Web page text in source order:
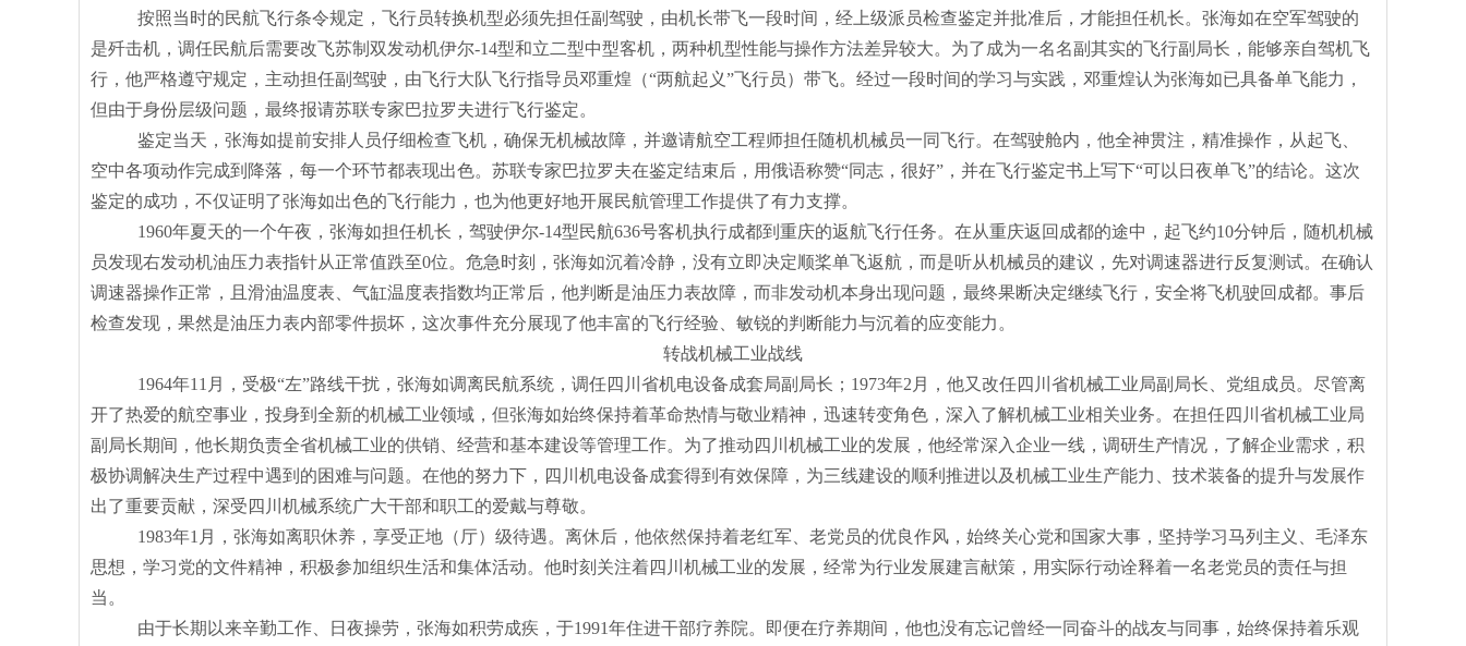
按照当时的民航飞行条令规定，飞行员转换机型必须先担任副驾驶，由机长带飞一段时间，经上级派员检查鉴定并批准后，才能担任机长。张海如在空军驾驶的
是歼击机，调任民航后需要改飞苏制双发动机伊尔-14型和立二型中型客机，两种机型性能与操作方法差异较大。为了成为一名名副其实的飞行副局长，能够亲自驾机飞
行，他严格遵守规定，主动担任副驾驶，由飞行大队飞行指导员邓重煌（“两航起义”飞行员）带飞。经过一段时间的学习与实践，邓重煌认为张海如已具备单飞能力，
但由于身份层级问题，最终报请苏联专家巴拉罗夫进行飞行鉴定。
鉴定当天，张海如提前安排人员仔细检查飞机，确保无机械故障，并邀请航空工程师担任随机机械员一同飞行。在驾驶舱内，他全神贯注，精准操作，从起飞、
空中各项动作完成到降落，每一个环节都表现出色。苏联专家巴拉罗夫在鉴定结束后，用俄语称赞“同志，很好”，并在飞行鉴定书上写下“可以日夜单飞”的结论。这次
鉴定的成功，不仅证明了张海如出色的飞行能力，也为他更好地开展民航管理工作提供了有力支撑。
1960年夏天的一个午夜，张海如担任机长，驾驶伊尔-14型民航636号客机执行成都到重庆的返航飞行任务。在从重庆返回成都的途中，起飞约10分钟后，随机机械
员发现右发动机油压力表指针从正常值跌至0位。危急时刻， 张海如沉着冷静，没有立即决定顺桨单飞返航，而是听从机械员的建议，先对调速器进行反复测试。在确认
调速器操作正常，且滑油温度表、气缸温度表指数均正常后，他判断是油压力表故障，而非发动机本身出现问题，最终果断决定继续飞行，安全将飞机驶回成都。事后
检查发现，果然是油压力表内部零件损坏，这次事件充分展现了他丰富的飞行经验、敏锐的判断能力与沉着的应变能力。
转战机械工业战线
1964年11月，受极“左”路线干扰，张海如调离民航系统，调任四川省机电设备成套局副局长； 1973年2月，他又改任四川省机械工业局副局长、党组成员。尽管离
开了热爱的航空事业，投身到全新的机械工业领域，但张海如始终保持着革命热情与敬业精神，迅速转变角色，深入了解机械工业相关业务。在担任四川省机械工业局
副局长期间，他长期负责全省机械工业的供销、经营和基本建设等管理工作。为了推动四川机械工业的发展，他经常深入企业一线，调研生产情况，了解企业需求，积
极协调解决生产过程中遇到的困难与问题。在他的努力下，四川机电设备成套得到有效保障，为三线建设的顺利推进以及机械工业生产能力、技术装备的提升与发展作
出了重要贡献，深受四川机械系统广大干部和职工的爱戴与尊敬。
1983年1月，张海如离职休养，享受正地（厅）级待遇。离休后，他依然保持着老红军、老党员的优良作风，始终关心党和国家大事，坚持学习马列主义、毛泽东
思想，学习党的文件精神，积极参加组织生活和集体活动。他时刻关注着四川机械工业的发展，经常为行业发展建言献策，用实际行动诠释着一名老党员的责任与担
当。
由于长期以来辛勤工作、日夜操劳，张海如积劳成疾，于1991年住进干部疗养院。即便在疗养期间，他也没有忘记曾经一同奋斗的战友与同事，始终保持着乐观